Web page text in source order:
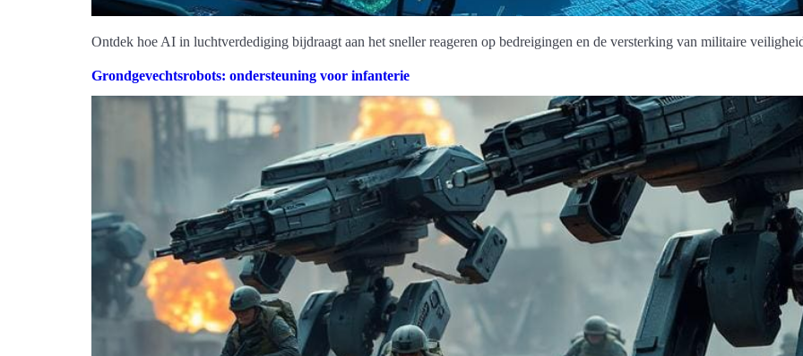
Ontdek hoe AI in luchtverdediging bijdraagt aan het sneller reageren op bedreigingen en de versterking van militaire
Grondgevechtsrobots: ondersteuning voor infanterie